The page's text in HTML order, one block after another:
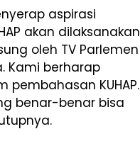
aspirasi
akan dilaksanakan
oleh TV Parlemen
Kami berharap
KUHAP.
benar-benar bisa